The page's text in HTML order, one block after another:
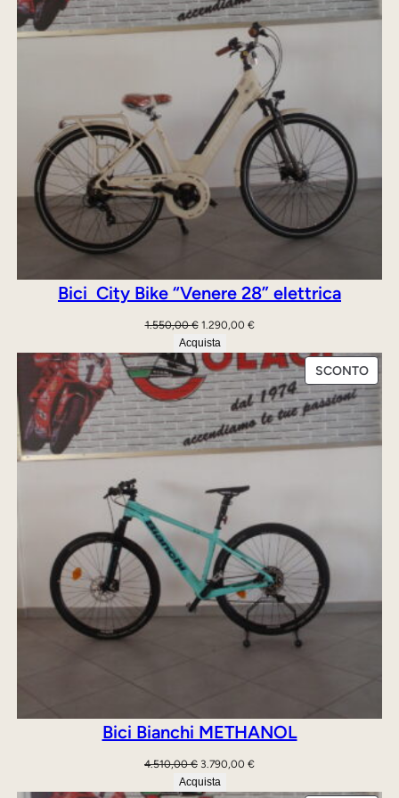
Bici City Bike “Venere 28” elettrica
1.550,00€ Il
prezzo
originale
era:
1.550,00 €.
1.290,00 €Il
attuale
è:
1.290,00 €.
Acquista
SCONTO
IN
Bici Bianchi METHANOL
4.510,00€ Il
prezzo
3.790,00 €Il
Acquista